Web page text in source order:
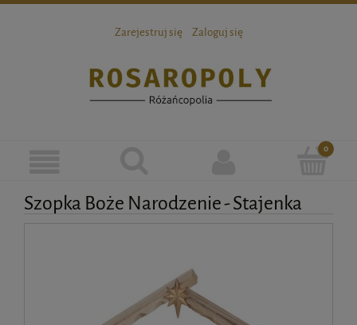
Zarejestruj się Zaloguj się
Szopka Boże Narodzenie - Stajenka